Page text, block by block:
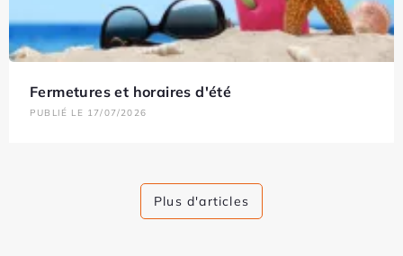
Fermetures et horaires d'été
PUBLIÉ LE 17/07/2026
Plus d'articles